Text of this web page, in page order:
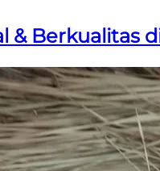
& Berkualitas